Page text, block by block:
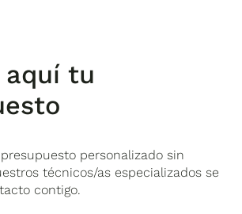
tu
personalizado sin
técnicos/as especializados se
contigo.